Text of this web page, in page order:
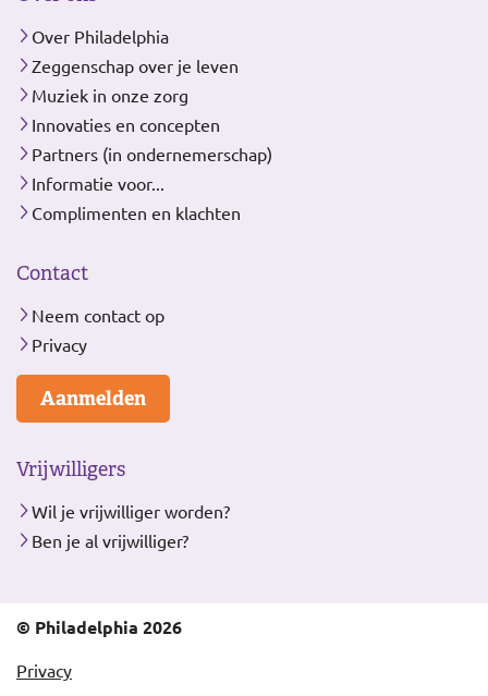
Over Philadelphia
Zeggenschap over je leven
Muziek in onze zorg
Innovaties en concepten
Partners (in ondernemerschap)
Informatie voor...
Complimenten en klachten
Contact
Neem contact op
Privacy
Aanmelden
Vrijwilligers
Wil je vrijwilliger worden?
Ben je al vrijwilliger?
© Philadelphia 2026
Privacy